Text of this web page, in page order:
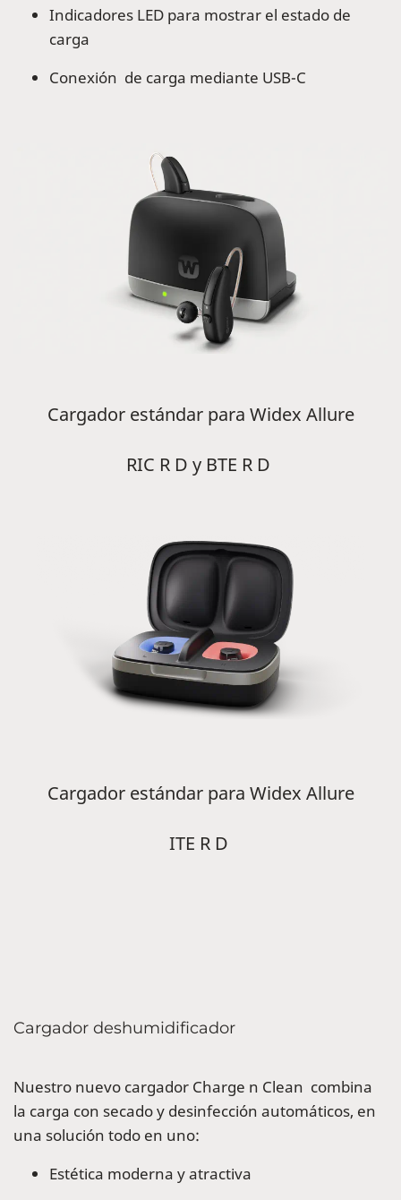
Indicadores LED para mostrar el estado de
carga
Conexión de carga mediante USB-C
Cargador estándar para Widex Allure
RIC R D y BTE R D
Cargador estándar para Widex Allure
ITE R D
Cargador deshumidificador
Nuestro nuevo cargador Charge n Clean combina
la carga con secado y desinfección automáticos, en
una solución todo en uno:
Estética moderna y atractiva